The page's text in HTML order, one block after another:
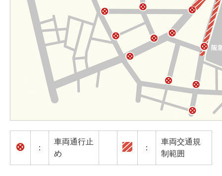
：
車両通行止
め
：
車両交通規
制範囲